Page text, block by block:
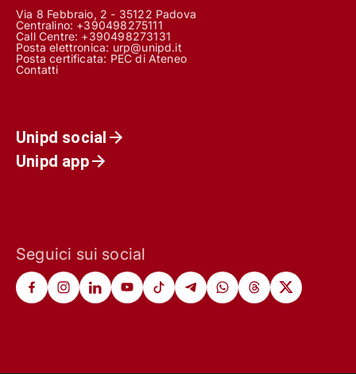
Via 8 Febbraio, 2 - 35122 Padova
Centralino: +390498275111
Call Centre: +390498273131
Posta elettronica: urp@unipd.it
Posta certificata: PEC di Ateneo
Contatti
Unipd social
Unipd app
Seguici sui social